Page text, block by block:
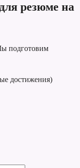
резюме на
подготовим
достижения)